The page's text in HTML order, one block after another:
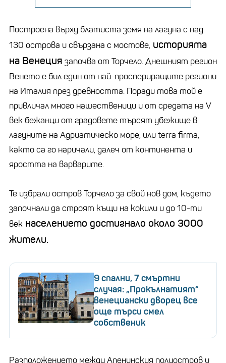
Построена върху блатиста земя на лагуна с над
130 острова и свързана с мостове, историята
на Венеция започва от Торчело. Днешният регион
Венето е бил един от най-проспериращите региони
на Италия през древността. Поради това той е
привличал много нашественици и от средата на V
век бежанци от градовете търсят убежище в
лагуните на Адриатическо море, или terra firma,
както са го наричали, далеч от континента и
яростта на варварите.
Те избрали остров Торчело за свой нов дом, където
започнали да строят къщи на кокили и до 10-ти
век населението достигнало около 3000
жители.
9 спални, 7 смъртни
случая: „Прокълнатият“
венециански дворец все
още търси смел
собственик
Разположението между Апенинския полуостров и